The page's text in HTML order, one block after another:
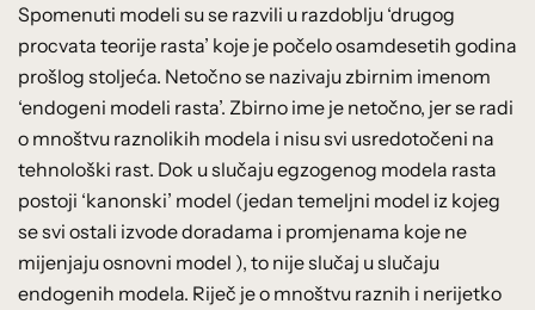
Spomenuti modeli su se razvili u razdoblju ‘drugog
procvata teorije rasta’ koje je počelo osamdesetih godina
prošlog stoljeća. Netočno se nazivaju zbirnim imenom
‘endogeni modeli rasta’. Zbirno ime je netočno, jer se radi
o mnoštvu raznolikih modela i nisu svi usredotočeni na
tehnološki rast. Dok u slučaju egzogenog modela rasta
postoji ‘kanonski’ model (jedan temeljni model iz kojeg
se svi ostali izvode doradama i promjenama koje ne
mijenjaju osnovni model ), to nije slučaj u slučaju
endogenih modela. Riječ je o mnoštvu raznih i nerijetko